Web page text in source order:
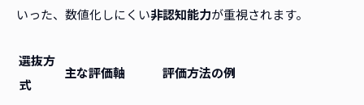
いった、数値化しにくい非認知能力が重視されます。
選抜方
式
主な評価軸 評価方法の例